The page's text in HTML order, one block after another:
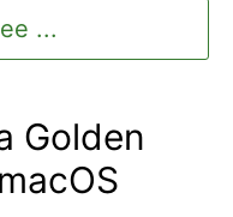
...
Golden